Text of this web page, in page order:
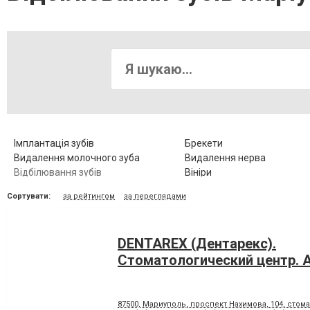
Імплантація зубів Брекети
Видалення молочного зуба
Видалення нерва
Відбілювання зубів
Вініри
Зубні протези
Клиновидний дефект зубів
Лікування гіпоплазії емалі зубів
Лікування захворювання
скронево-
суглобу
Сортувати: за рейтингом за переглядами
DENTAREX (Дентарекс).
Cтоматологический центр.
87500, Мариуполь, проспект Нахимова, 104,